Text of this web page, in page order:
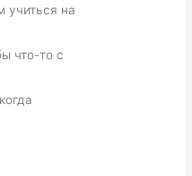
учиться на
что-то с